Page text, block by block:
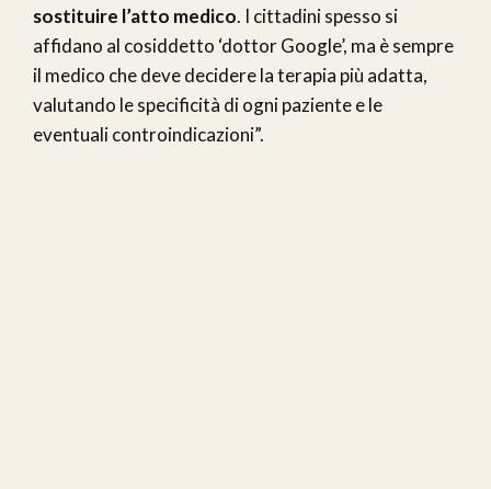
sostituire l’atto medico. I cittadini spesso si
affidano al cosiddetto ‘dottor Google’, ma è sempre
il medico che deve decidere la terapia più adatta,
valutando le specificità di ogni paziente e le
eventuali controindicazioni”.